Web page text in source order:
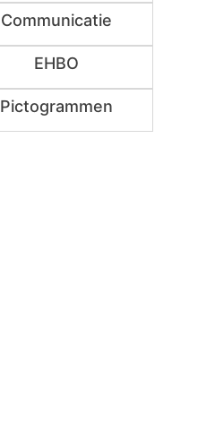
Communicatie
EHBO
Pictogrammen